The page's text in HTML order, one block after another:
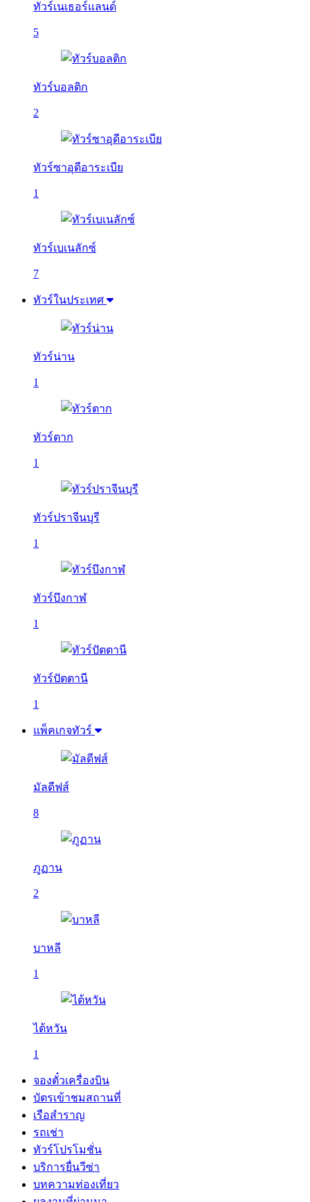
ทัวร์เนเธอร์แลนด์
5
ทัวร์บอลติก
2
ทัวร์ซาอุดีอาระเบีย
1
ทัวร์เบเนลักซ์
7
ทัวร์ในประเทศ
ทัวร์น่าน
1
ทัวร์ตาก
1
ทัวร์ปราจีนบุรี
1
ทัวร์บึงกาฬ
1
ทัวร์ปัตตานี
1
แพ็คเกจทัวร์
มัลดีฟส์
8
ภูฏาน
2
บาหลี
1
ไต้หวัน
1
จองตั๋วเครื่องบิน
บัตรเข้าชมสถานที่
เรือสำราญ
รถเช่า
ทัวร์โปรโมชั่น
บริการยื่นวีซ่า
บทความท่องเที่ยว